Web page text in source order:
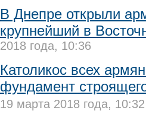
В Днепре открыли
крупнейший в
2018 года, 10:36
Католикос всех
фундамент
19 марта 2018 года, 10:32